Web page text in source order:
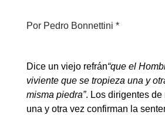
Por Pedro Bonnettini *
Dice un viejo refrán“que el
viviente que se tropieza una y
misma piedra”. Los dirigentes de
una y otra vez confirman la